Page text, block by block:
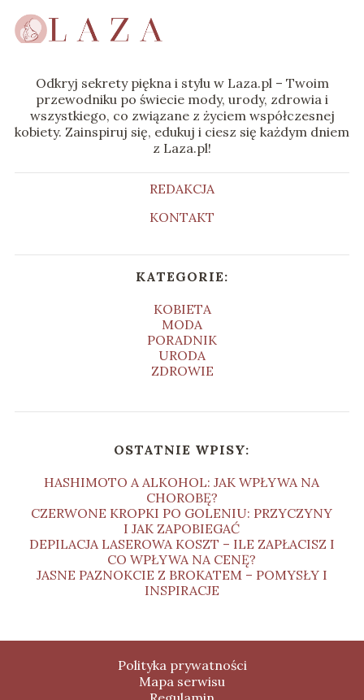
Odkryj sekrety piękna i stylu w Laza.pl – Twoim
przewodniku po świecie mody, urody, zdrowia i
wszystkiego, co związane z życiem współczesnej
kobiety. Zainspiruj się, edukuj i ciesz się każdym dniem
z Laza.pl!
REDAKCJA
KONTAKT
KATEGORIE:
KOBIETA
MODA
PORADNIK
URODA
ZDROWIE
OSTATNIE WPISY:
HASHIMOTO A ALKOHOL: JAK WPŁYWA NA
CHOROBĘ?
CZERWONE KROPKI PO GOLENIU: PRZYCZYNY
I JAK ZAPOBIEGAĆ
DEPILACJA LASEROWA KOSZT – ILE ZAPŁACISZ I
CO WPŁYWA NA CENĘ?
JASNE PAZNOKCIE Z BROKATEM – POMYSŁY I
INSPIRACJE
Polityka prywatności
Mapa serwisu